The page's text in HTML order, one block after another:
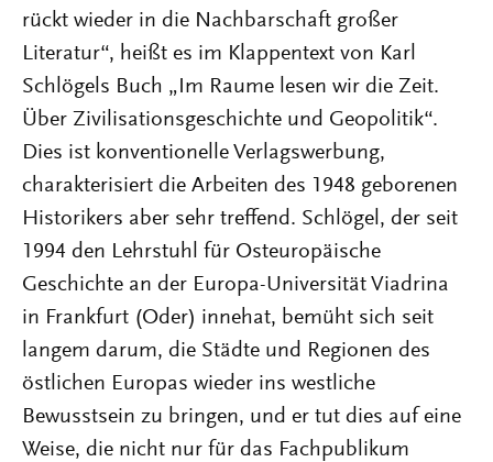
rückt wieder in die Nachbarschaft großer
Literatur“, heißt es im Klappentext von Karl
Schlögels Buch „Im Raume lesen wir die Zeit.
Über Zivilisationsgeschichte und Geopolitik“.
Dies ist konventionelle Verlagswerbung,
charakterisiert die Arbeiten des 1948 geborenen
Historikers aber sehr treffend. Schlögel, der seit
1994 den Lehrstuhl für Osteuropäische
Geschichte an der Europa-Universität Viadrina
in Frankfurt (Oder) innehat, bemüht sich seit
langem darum, die Städte und Regionen des
östlichen Europas wieder ins westliche
Bewusstsein zu bringen, und er tut dies auf eine
Weise, die nicht nur für das Fachpublikum